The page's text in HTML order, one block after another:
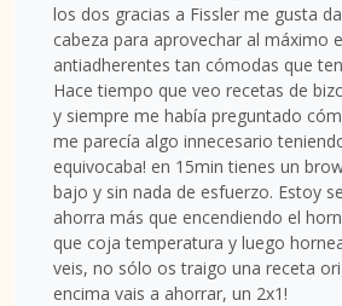
los dos gracias a Fissler me gusta
cabeza para aprovechar al máximo
antiadherentes tan cómodas que
Hace tiempo que veo recetas de
y siempre me había preguntado
me parecía algo innecesario
equivocaba! en 15min tienes un
bajo y sin nada de esfuerzo. Estoy
ahorra más que encendiendo el
que coja temperatura y luego
veis, no sólo os traigo una receta
encima vais a ahorrar, un 2x1!